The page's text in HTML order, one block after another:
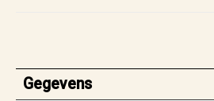
Gegevens